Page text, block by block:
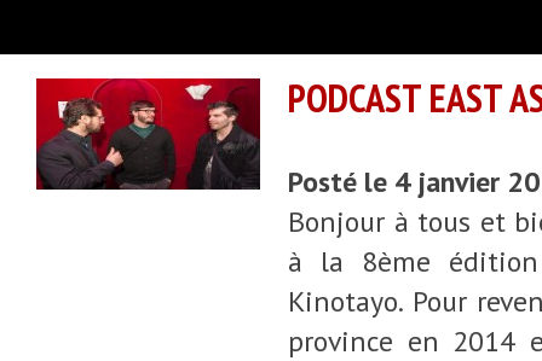
PODCAST EAST
Posté le 4 janvier
Bonjour à tous et
à la 8ème
Kinotayo. Pour
province en 2014